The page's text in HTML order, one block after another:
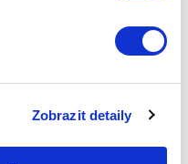
Zobrazit detaily
20CM 3L
6 530,00 Kč